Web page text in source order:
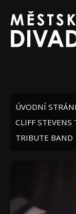
ÚVODNÍ
CLIFF
TRIBUTE BAND